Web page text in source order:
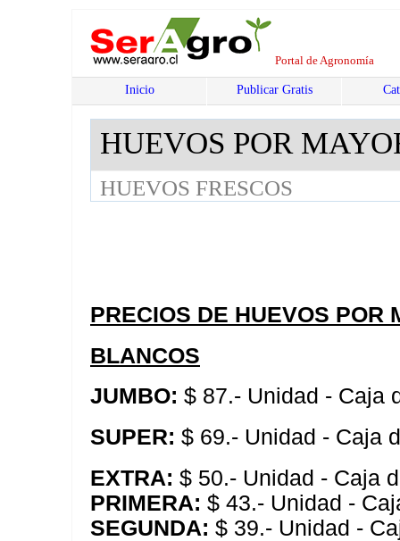
Portal de Agronomía
Inicio Publicar Gratis
HUEVOS POR
HUEVOS FRESCOS
PRECIOS DE HUEVOS POR
BLANCOS
JUMBO: $ 87.- Unidad - Caja
SUPER: $ 69.- Unidad - Caja
EXTRA: $ 50.- Unidad - Caja
PRIMERA: $ 43.- Unidad -
SEGUNDA: $ 39.- Unidad -